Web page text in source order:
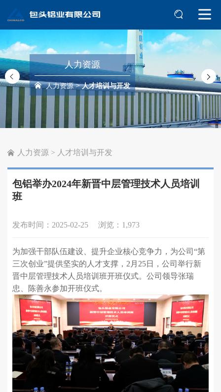
人力资源
人力资源>人才培训与开发
人力资源 > 人才培训与开发
包铝举办2024年新晋中层管理技术人员培训
班
发布时间：2025-02-25 浏览：1,973
为加强干部队伍建设、提升企业核心竞争力，为公司“第
三次创业”提供坚实的人才支撑，2月25日，公司举行新
晋中层管理技术人员培训班开班仪式。公司领导张瑞
忠、陈善永参加开班仪式。